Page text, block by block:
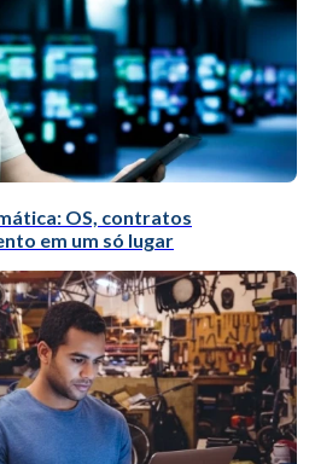
OS, contratos
em um só lugar